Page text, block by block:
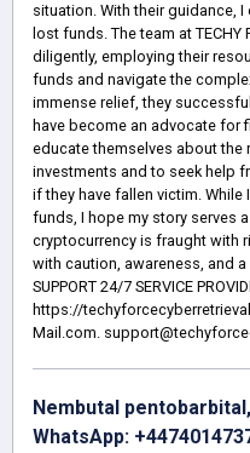
situation. With their guidance,
lost funds. The team at TECHY
diligently, employing their
funds and navigate the
immense relief, they
have become an advocate for
educate themselves about
investments and to seek help
if they have fallen victim.
funds, I hope my story serves
cryptocurrency is fraught with
with caution, awareness, and
SUPPORT 24/7 SERVICE
https://
Mail.com.
Nembutal
WhatsApp: